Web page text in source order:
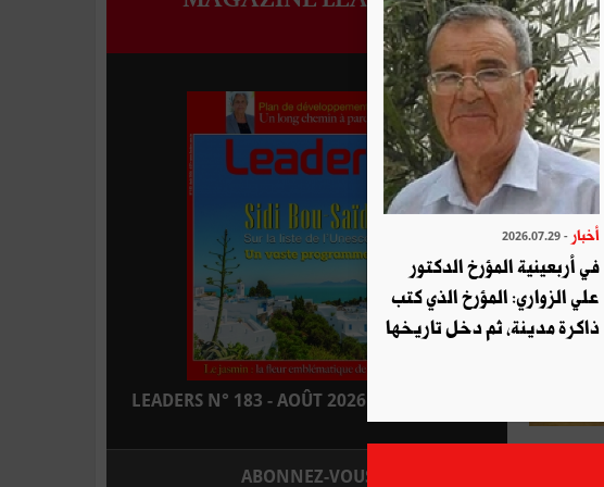
أفريل الجاري، السيد كريس
LEADERS N° 183 - AOÛT 2026 : EN KIOSQUE
ABONNEZ-VOUS
أخبار - 2026.07.29
في أربعينية المؤرخ الدكتور
علي الزواري: المؤرخ الذي كتب
ذاكرة مدينة، ثم دخل تاريخها